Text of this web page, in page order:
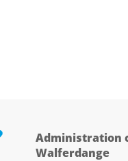
Administration
Walferdange